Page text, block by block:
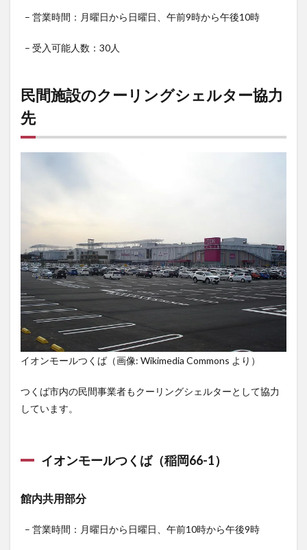
– 営業時間：月曜日から日曜日、午前9時から午後10時
– 受入可能人数：30人
民間施設のクーリングシェルター協力
先
イオンモールつくば（画像: Wikimedia Commons より）
つくば市内の民間事業者もクーリングシェルターとして協力
しています。
イオンモールつくば（稲岡66-1）
館内共用部分
– 営業時間：月曜日から日曜日、午前10時から午後9時